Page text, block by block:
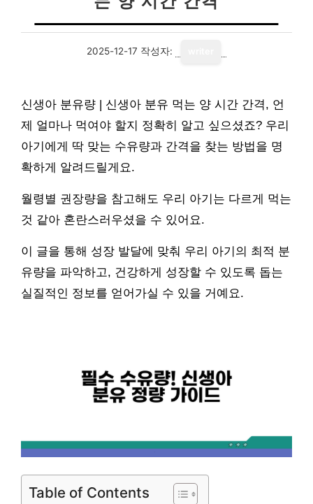
2025-12-17 작성자:
신생아 분유량 | 신생아 분유 먹는 양 시간 간격, 언
제 얼마나 먹여야 할지 정확히 알고 싶으셨죠? 우리
아기에게 딱 맞는 수유량과 간격을 찾는 방법을 명
확하게 알려드릴게요.
월령별 권장량을 참고해도 우리 아기는 다르게 먹는
것 같아 혼란스러우셨을 수 있어요.
이 글을 통해 성장 발달에 맞춰 우리 아기의 최적 분
유량을 파악하고, 건강하게 성장할 수 있도록 돕는
실질적인 정보를 얻어가실 수 있을 거예요.
Table of Contents